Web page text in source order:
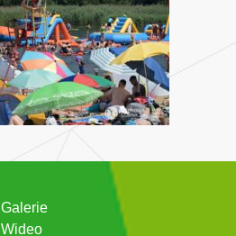
Galerie
Wideo